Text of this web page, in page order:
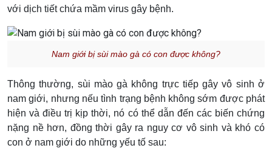
với dịch tiết chứa mầm virus gây bệnh.
Nam giới bị sùi mào gà có con được không?
Thông thường, sùi mào gà không trực tiếp gây vô sinh ở
nam giới, nhưng nếu tình trạng bệnh không sớm được phát
hiện và điều trị kịp thời, nó có thể dẫn đến các biến chứng
nặng nề hơn, đồng thời gây ra nguy cơ vô sinh và khó có
con ở nam giới do những yếu tố sau: